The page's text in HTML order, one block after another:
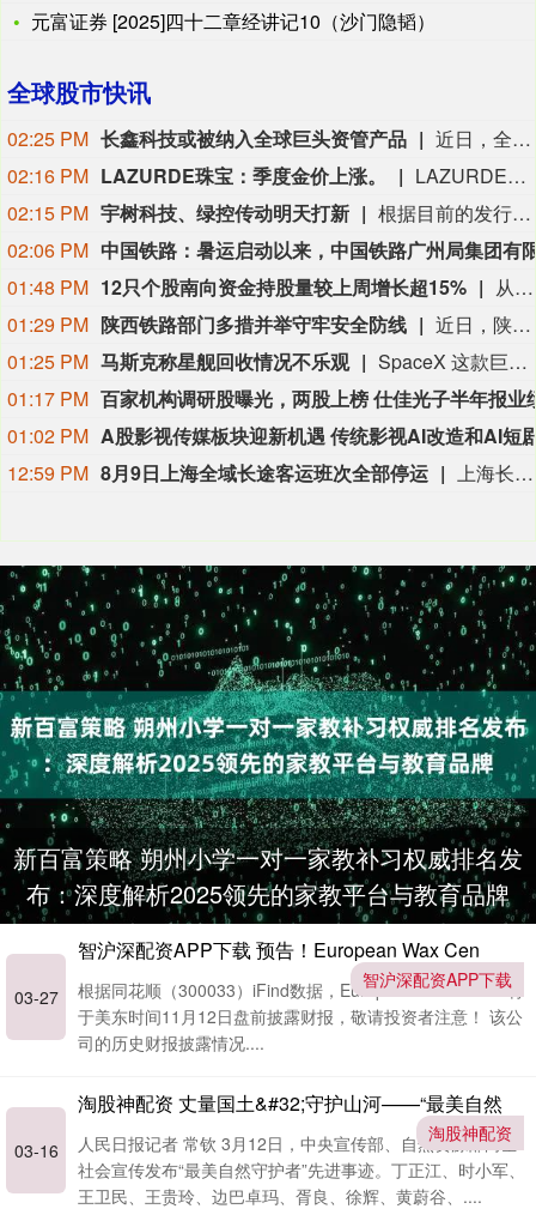
元富证券 [2025]四十二章经讲记10（沙门隐韬）
全球股市快讯
02:25 PM 长鑫科技或被纳入全球巨头资管产品
近日，全球资产管理机构范达高级产品经理John Patrick Lee透露，美国机构投资者开始布局中国半导体，最早或于9月底将长鑫科技纳入范达旗下ETF。 范达成立于1955年，总部位于纽约，是一家由创始家族持有的全球资产管理公司，在纽约、上海、法兰克福、苏黎世、阿姆斯特丹、伦敦、悉尼等地设有办公室，旗下产品涵盖ETF、共同基金（公募基金）和专户等。其在中国拥有私募机构范达私募基金管理（上海）有限公司。 截至2026年6月30日，范达全球管理资产规模约2374亿美元。它管理着全球规模最大的半导体ETF——SMH，截至8月初，该基金总净资产约700亿美元。今年6月，范达(VanEck)在美国推出首只聚焦中国半导体的ETF——SMHC。（中国基金报）
02:16 PM LAZURDE珠宝：季度金价上涨。
LAZURDE珠宝：季度金价上涨。
02:15 PM 宇树科技、绿控传动明天打新
根据目前的发行安排，下周有4只新股申购，科创板2只，创业板、北交所各有1只。日程安排上，周一（8月10日）可申购科创板新股宇树科技、创业板新股绿控传动、北交所新股双英集团，周五（8月14日）可申购科创板新股高凯技术。
02:06 PM
01:48 PM 12只个股南向资金持股量较上周增长超15%
从持股量变化来看，最近一周12只个股获得南向资金持股量较上周增长超15%，其中3只个股持股量增长均超100%。明略科技-W居首，环比增长624.44%；安克创新、圣邦股份、海致科技集团增幅居前，持股量较上周分别增长169.98%、113.25%、43.27%。
01:29 PM 陕西铁路部门多措并举守牢安全防线
近日，陕西多地出现强降雨天气，给铁路运输安全带来严峻挑战。中国铁路西安局集团有限公司（以下简称“西安铁路局”）织密人防、物防、技防立体防护网，进一步压实安全责任，强化安全隐患排查整治，加强科技运用，以多项硬核举措守牢铁路运输安全防线。
01:25 PM 马斯克称星舰回收情况不乐观
SpaceX 这款巨型火箭于 7 月 24 日进行了第 13 次试飞，从公司位于得克萨斯州南部的 Starbase 基地升空。此次试飞整体表现相当不错，尤其是星舰高达 171 英尺（约 52 米）的上面级飞船“Ship”。它按照计划在澳大利亚西部外海的印度洋海域溅落。 更令人意外的是，Ship 首次在溅落后成功保持完整。即使翻倒并撞击海面，仍然没有解体。目前其依旧保持完整状态，SpaceX 正在将其拖向澳大利亚西部的海岸，以便进行更详细的检查。不过，SpaceX 创始人兼首席执行官埃隆 · 马斯克在 8 月 7 日表示，这次雄心勃勃的回收行动可能难以成功。 马斯克当天下午通过自己旗下的社交平台 X 写道：“遗憾的是，目前来看，回收 Ship 的情况并不乐观。不过，我们还是成功获得了隔热罩和发动机关键区域的近距离照片，这些照片将用于未来的升级改进。” 他是在回应 SpaceX 大约一小时前发布的一则消息。SpaceX 在这篇帖子中介绍了回收工作的最新进展，并公布了两张照片和一段视频。 SpaceX 表示，回收团队“正在克服恶劣的作业条件和越来越汹涌的海况，努力将这艘长达 52 米的飞船拖回港口”。
01:17 PM
01:02 PM
12:59 PM 8月9日上海全域长途客运班次全部停运 上海长途汽车客运总站有限公司介绍，受今年第13号台风 “白海豚” 外围影响，上海发布暴雨红色预警，根据行业管理部门管控要求，2026年8月9日上海全域长途客运班次全部停运，上海长途客运总站临时关停。
新百富策略 朔州小学一对一家教补习权威排名发
布：深度解析2025领先的家教平台与教育品牌
03-27
智沪深配资APP下载 预告！European Wax Cen
智沪深配资APP下载
根据同花顺（300033）iFind数据，European Wax Center将
于美东时间11月12日盘前披露财报，敬请投资者注意！ 该公
司的历史财报披露情况....
03-16
淘股神配资 丈量国土&#32;守护山河——“最美自然
淘股神配资
人民日报记者 常钦 3月12日，中央宣传部、自然资源部向全
社会宣传发布“最美自然守护者”先进事迹。丁正江、时小军、
王卫民、王贵玲、边巴卓玛、胥良、徐辉、黄蔚谷、....